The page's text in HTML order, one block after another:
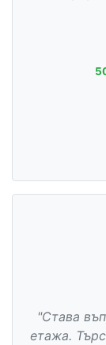
"Става
етажа.